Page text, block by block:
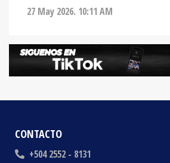
27 May 2026. 10:11 AM
CONTACTO
+504 2552 - 8131